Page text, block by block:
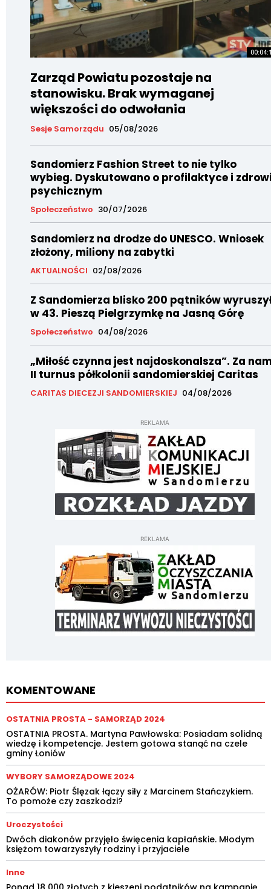
Zarząd Powiatu pozostaje na
stanowisku. Brak wymaganej
większości do odwołania
Sesje Samorządu 05/08/2026
Sandomierz Fashion Street to nie tylko
wybieg. Dyskutowano o profilaktyce i
psychicznym
Społeczeństwo 30/07/2026
Sandomierz na drodze do UNESCO. Wniosek
złożony, miliony na zabytki
AKTUALNOŚCI 02/08/2026
Z Sandomierza blisko 200 pątników
w 43. Pieszą Pielgrzymkę na Jasną Górę
Społeczeństwo 04/08/2026
„Miłość czynna jest najdoskonalsza”. Za
II turnus półkolonii sandomierskiej Caritas
CARITAS DIECEZJI SANDOMIERSKIEJ 04/08/2026
REKLAMA
REKLAMA
KOMENTOWANE
OSTATNIA PROSTA - SAMORZĄD 2024
OSTATNIA PROSTA. Martyna Pawłowska: Posiadam solidną
wiedzę i kompetencje. Jestem gotowa stanąć na czele
gminy Łoniów
WYBORY SAMORZĄDOWE 2024
OŻARÓW: Piotr Ślęzak łączy siły z Marcinem Stańczykiem.
To pomoże czy zaszkodzi?
Uroczystości
Dwóch diakonów przyjęło święcenia kapłańskie. Młodym
księżom towarzyszyły rodziny i przyjaciele
Inne